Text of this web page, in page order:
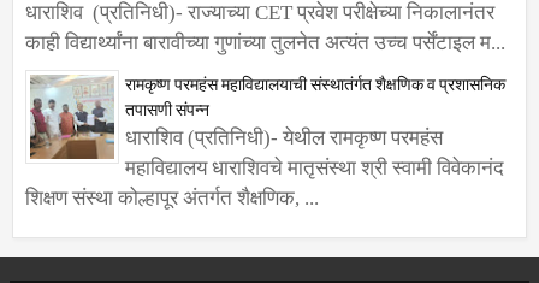
धाराशिव (प्रतिनिधी)- राज्याच्या CET प्रवेश परीक्षेच्या निकालानंतर
काही विद्यार्थ्यांना बारावीच्या गुणांच्या तुलनेत अत्यंत उच्च पर्सेंटाइल म...
रामकृष्ण परमहंस महाविद्यालयाची संस्थातंर्गत शैक्षणिक व प्रशासनिक
तपासणी संपन्न
धाराशिव (प्रतिनिधी)- येथील रामकृष्ण परमहंस
महाविद्यालय धाराशिवचे मातृसंस्था श्री स्वामी विवेकानंद
शिक्षण संस्था कोल्हापूर अंतर्गत शैक्षणिक, ...